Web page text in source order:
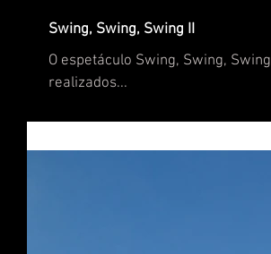
Swing, Swing, Swing II
O espetáculo Swing, Swing, Swing II obteve uma receção entusiástica por parte do muito público que assistiu aos espetáculos
realizados...